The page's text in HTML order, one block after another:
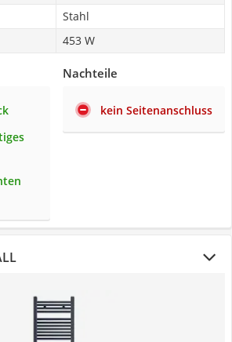
Stahl
453 W
Nachteile
kein Seitenanschluss